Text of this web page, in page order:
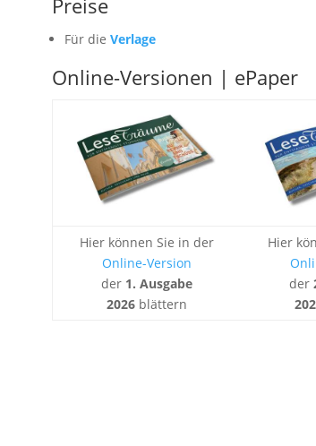
Preise
Für dieVerlage
Online-Versionen | ePaper
Hier können Sie in der
Online-Version
der 1. Ausgabe
2026blättern
Hier
der